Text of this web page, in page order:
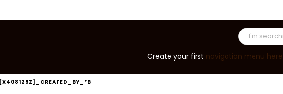
Create your first navigation menu here
[X408129Z]_CREATED_BY_FB